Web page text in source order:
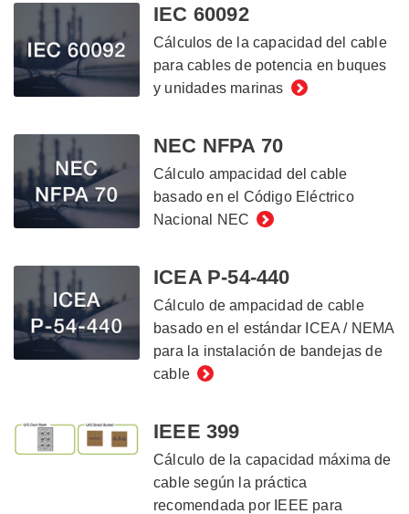
IEC 60092
Cálculos de la capacidad del cable
para cables de potencia en buques
y unidades marinas
NEC NFPA 70
Cálculo ampacidad del cable
basado en el Código Eléctrico
Nacional NEC
ICEA P-54-440
Cálculo de ampacidad de cable
basado en el estándar ICEA / NEMA
para la instalación de bandejas de
cable
IEEE 399
Cálculo de la capacidad máxima de
cable según la práctica
recomendada por IEEE para